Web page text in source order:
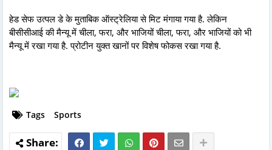
हेड सेफ उत्पल डे के मुताबिक ऑस्ट्रेलिया से मिट मंगाया गया है. लेकिन
बीसीसीआई की मैन्यू में चीला, फरा, और भाजियों चीला, फरा, और भाजियों को भी
मैन्यू में रखा गया है. प्रोटीन युक्त खानों पर विशेष फोकस रखा गया है.
Tags Sports